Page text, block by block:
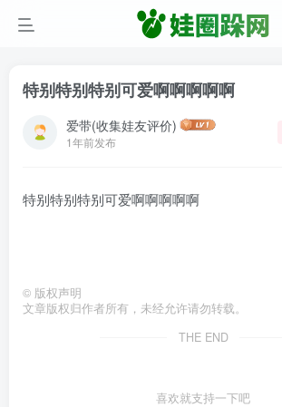
特别特别特别可爱啊啊啊啊啊
爱带(收集娃友评价)
1年前发布
特别特别特别可爱啊啊啊啊啊
© 版权声明
文章版权归作者所有，未经允许请勿转载。
THE END
喜欢就支持一下吧